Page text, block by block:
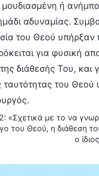
μουδιασμένη ή
αδυναμίας.
του Θεού υπήρξαν
για φυσική
διάθεσής Του, και
του Θεού
«Σχετικά με το να
του Θεού, η διάθεση
ο